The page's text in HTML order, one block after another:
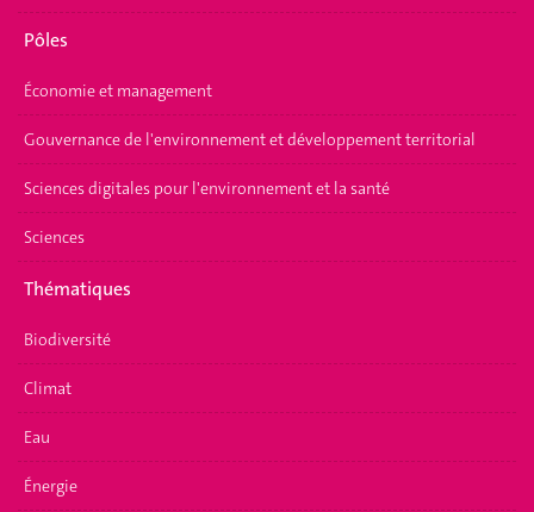
Pôles
Économie et management
Gouvernance de l'environnement et développement territorial
Sciences digitales pour l'environnement et la santé
Sciences
Thématiques
Biodiversité
Climat
Eau
Énergie